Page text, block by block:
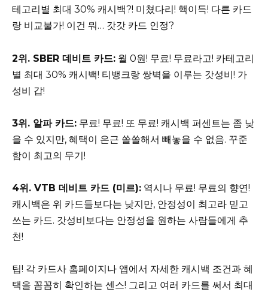
테고리별 최대 30% 캐시백?! 미쳤다리! 핵이득! 다른 카드
랑 비교불가! 이건 뭐… 갓갓 카드 인정?
2위. SBER 데비트 카드: 월 0원! 무료! 무료라고! 카테고리
별 최대 30% 캐시백! 티뱅크랑 쌍벽을 이루는 갓성비! 가
성비 갑!
3위. 알파 카드: 무료! 무료! 또 무료! 캐시백 퍼센트는 좀 낮
을 수 있지만, 혜택이 은근 쏠쏠해서 빼놓을 수 없음. 꾸준
함이 최고의 무기!
4위. VTB 데비트 카드 (미르): 역시나 무료! 무료의 향연!
캐시백은 위 카드들보다는 낮지만, 안정성이 최고라 믿고
쓰는 카드. 갓성비보다는 안정성을 원하는 사람들에게 추
천!
팁! 각 카드사 홈페이지나 앱에서 자세한 캐시백 조건과 혜
택을 꼼꼼히 확인하는 센스! 그리고 여러 카드를 써서 최대